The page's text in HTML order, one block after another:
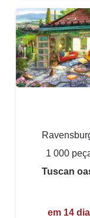
1 000
Tuscan
em 14